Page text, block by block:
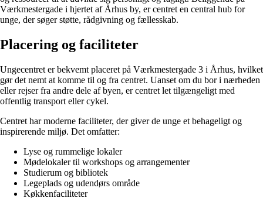
Værkmestergade i hjertet af Århus by, er centret en central hub for
unge, der søger støtte, rådgivning og fællesskab.
Placering og faciliteter
Ungecentret er bekvemt placeret på Værkmestergade 3 i Århus, hvilket
gør det nemt at komme til og fra centret. Uanset om du bor i nærheden
eller rejser fra andre dele af byen, er centret let tilgængeligt med
offentlig transport eller cykel.
Centret har moderne faciliteter, der giver de unge et behageligt og
inspirerende miljø. Det omfatter:
Lyse og rummelige lokaler
Mødelokaler til workshops og arrangementer
Studierum og bibliotek
Legeplads og udendørs område
Køkkenfaciliteter